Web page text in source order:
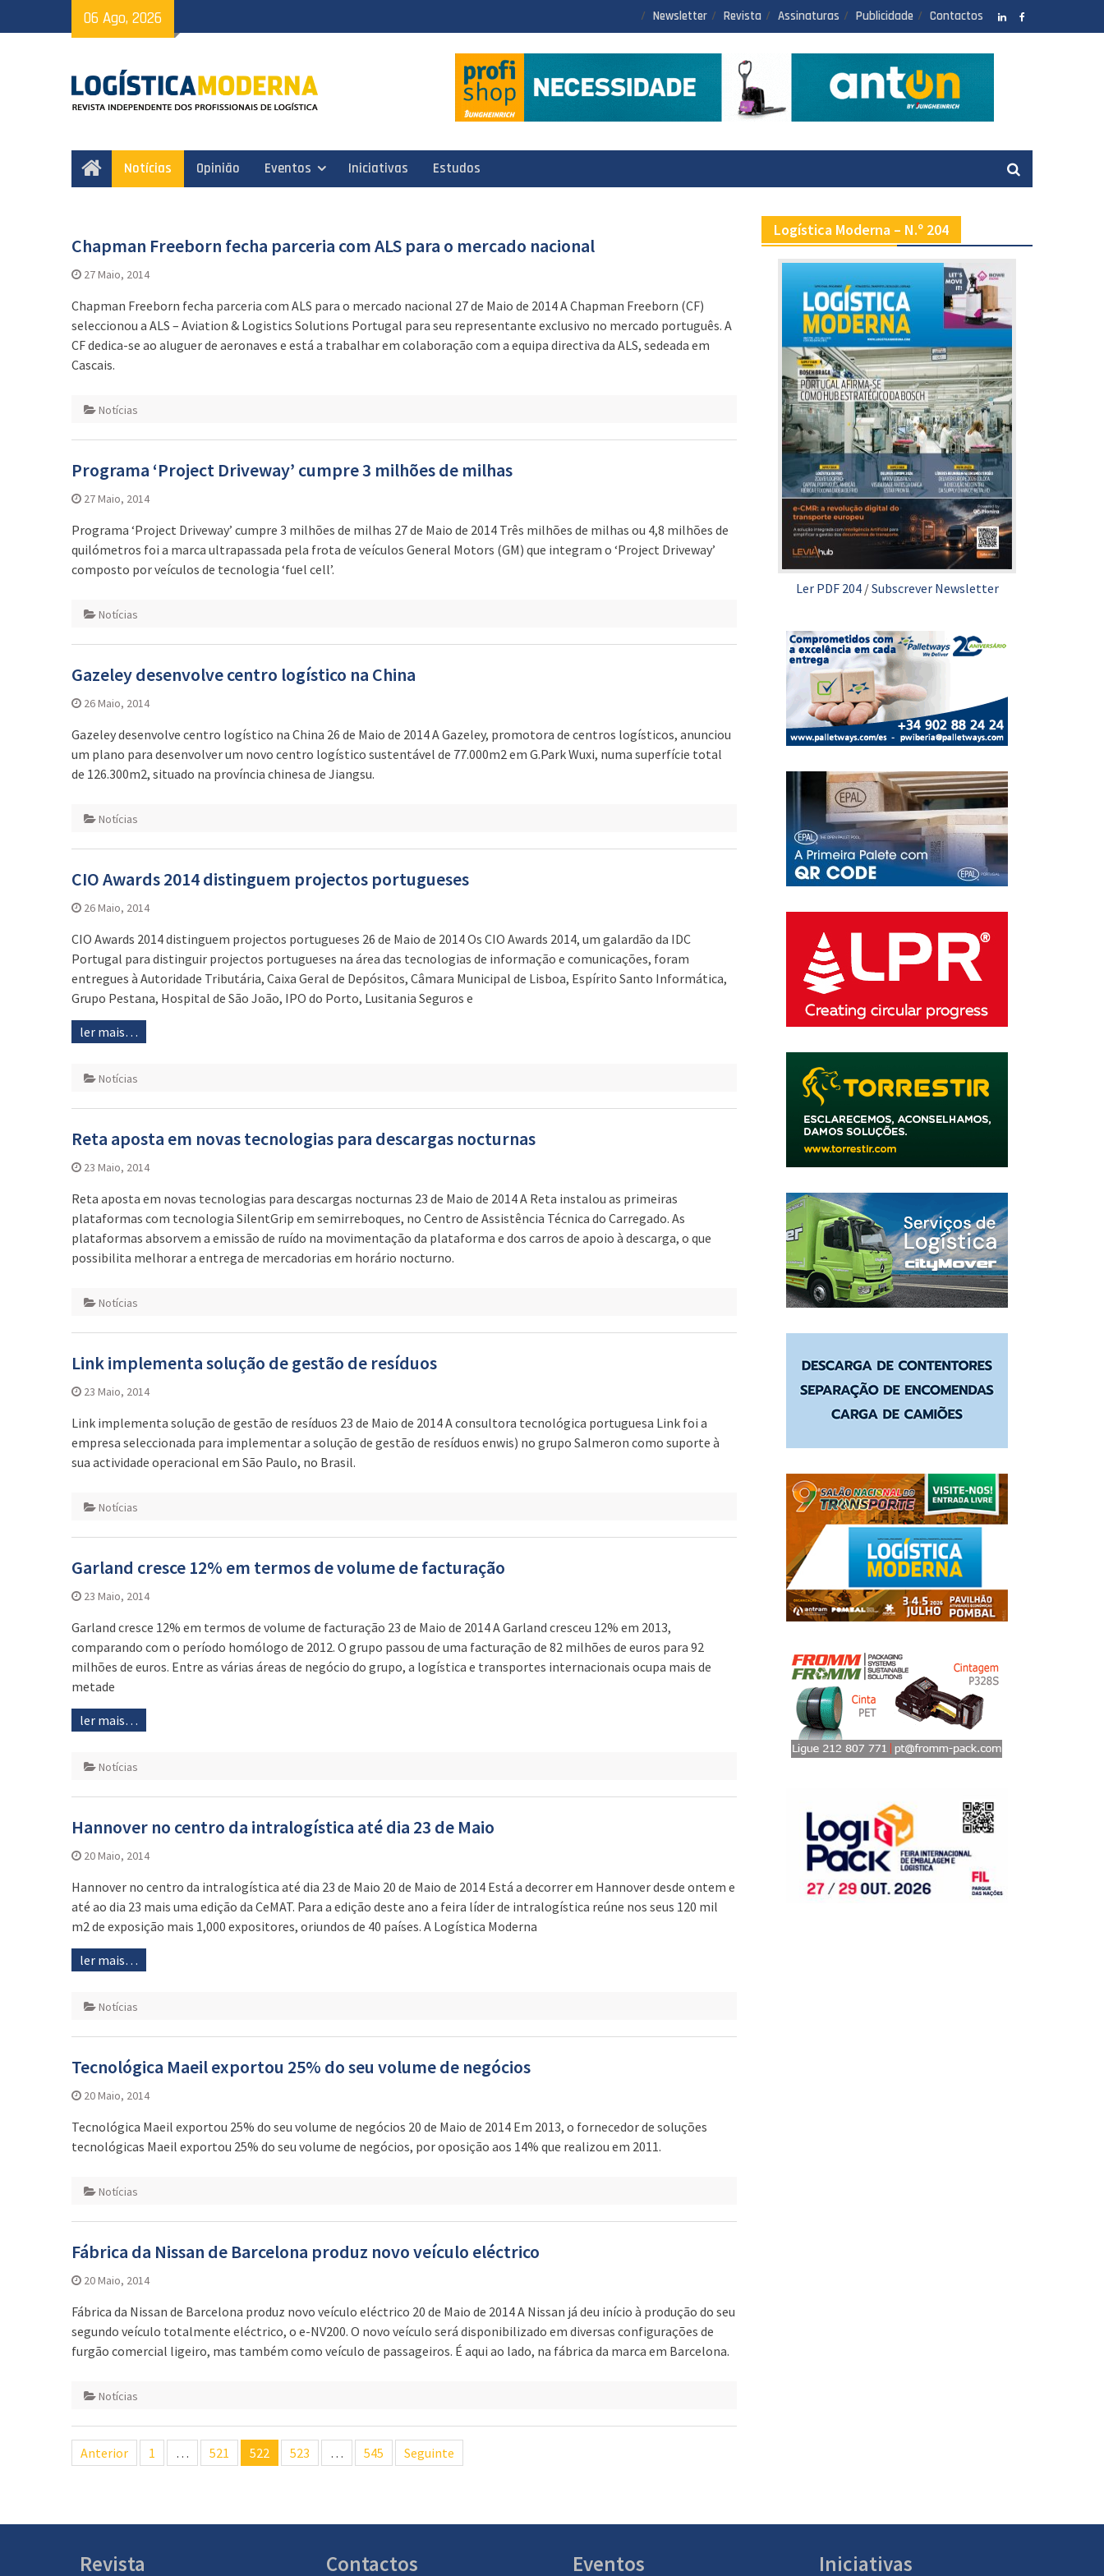
to
06 Ago, 2026 Newsletter Revista Assinaturas Publicidade Contactos
HomeNotícias Opinião Eventos Iniciativas Estudos
Artigos
Chapman Freeborn fecha parceria com ALS para o mercado nacional
27 Maio, 2014
Chapman Freeborn fecha parceria com ALS para o mercado nacional 27 de Maio de 2014 A Chapman Freeborn (CF)
seleccionou a ALS – Aviation & Logistics Solutions Portugal para seu representante exclusivo no mercado português. A
CF dedica-se ao aluguer de aeronaves e está a trabalhar em colaboração com a equipa directiva da ALS, sedeada em
Cascais.
Notícias
Programa ‘Project Driveway’ cumpre 3 milhões de milhas
27 Maio, 2014
Programa ‘Project Driveway’ cumpre 3 milhões de milhas 27 de Maio de 2014 Três milhões de milhas ou 4,8 milhões de
quilómetros foi a marca ultrapassada pela frota de veículos General Motors (GM) que integram o ‘Project Driveway’
composto por veículos de tecnologia ‘fuel cell’.
Notícias
Gazeley desenvolve centro logístico na China
26 Maio, 2014
Gazeley desenvolve centro logístico na China 26 de Maio de 2014 A Gazeley, promotora de centros logísticos, anunciou
um plano para desenvolver um novo centro logístico sustentável de 77.000m2 em G.Park Wuxi, numa superfície total
de 126.300m2, situado na província chinesa de Jiangsu.
Notícias
CIO Awards 2014 distinguem projectos portugueses
26 Maio, 2014
CIO Awards 2014 distinguem projectos portugueses 26 de Maio de 2014 Os CIO Awards 2014, um galardão da IDC
Portugal para distinguir projectos portugueses na área das tecnologias de informação e comunicações, foram
entregues à Autoridade Tributária, Caixa Geral de Depósitos, Câmara Municipal de Lisboa, Espírito Santo Informática,
Grupo Pestana, Hospital de São João, IPO do Porto, Lusitania Seguros e
ler mais…
Notícias
Reta aposta em novas tecnologias para descargas nocturnas
23 Maio, 2014
Reta aposta em novas tecnologias para descargas nocturnas 23 de Maio de 2014 A Reta instalou as primeiras
plataformas com tecnologia SilentGrip em semirreboques, no Centro de Assistência Técnica do Carregado. As
plataformas absorvem a emissão de ruído na movimentação da plataforma e dos carros de apoio à descarga, o que
possibilita melhorar a entrega de mercadorias em horário nocturno.
Notícias
Link implementa solução de gestão de resíduos
23 Maio, 2014
Link implementa solução de gestão de resíduos 23 de Maio de 2014 A consultora tecnológica portuguesa Link foi a
empresa seleccionada para implementar a solução de gestão de resíduos enwis) no grupo Salmeron como suporte à
sua actividade operacional em São Paulo, no Brasil.
Notícias
Garland cresce 12% em termos de volume de facturação
23 Maio, 2014
Garland cresce 12% em termos de volume de facturação 23 de Maio de 2014 A Garland cresceu 12% em 2013,
comparando com o período homólogo de 2012. O grupo passou de uma facturação de 82 milhões de euros para 92
milhões de euros. Entre as várias áreas de negócio do grupo, a logística e transportes internacionais ocupa mais de
metade
ler mais…
Notícias
Hannover no centro da intralogística até dia 23 de Maio
20 Maio, 2014
Hannover no centro da intralogística até dia 23 de Maio 20 de Maio de 2014 Está a decorrer em Hannover desde ontem e
até ao dia 23 mais uma edição da CeMAT. Para a edição deste ano a feira líder de intralogística reúne nos seus 120 mil
m2 de exposição mais 1,000 expositores, oriundos de 40 países. A Logística Moderna
ler mais…
Notícias
Tecnológica Maeil exportou 25% do seu volume de negócios
20 Maio, 2014
Tecnológica Maeil exportou 25% do seu volume de negócios 20 de Maio de 2014 Em 2013, o fornecedor de soluções
tecnológicas Maeil exportou 25% do seu volume de negócios, por oposição aos 14% que realizou em 2011.
Notícias
Fábrica da Nissan de Barcelona produz novo veículo eléctrico
20 Maio, 2014
Fábrica da Nissan de Barcelona produz novo veículo eléctrico 20 de Maio de 2014 A Nissan já deu início à produção do seu
segundo veículo totalmente eléctrico, o e-NV200. O novo veículo será disponibilizado em diversas configurações de
furgão comercial ligeiro, mas também como veículo de passageiros. É aqui ao lado, na fábrica da marca em Barcelona.
Notícias
Navegação
de
Anterior 1 … 521 522 523 … 545 Seguinte
Logística Moderna – N.º 204
Ler PDF 204/Subscrever Newsletter
Revista Contactos Eventos Iniciativas